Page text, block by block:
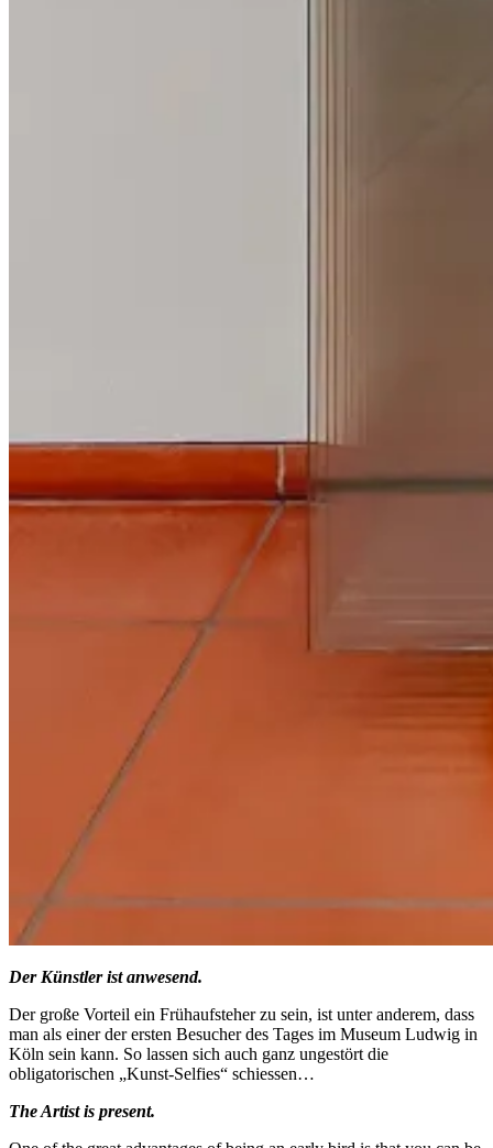
Der Künstler ist anwesend.
Der große Vorteil ein Frühaufsteher zu sein, ist unter anderem, dass
man als einer der ersten Besucher des Tages im Museum Ludwig in
Köln sein kann. So lassen sich auch ganz ungestört die
obligatorischen „Kunst-Selfies“ schiessen…
The Artist is present.